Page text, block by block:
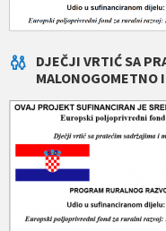
DJEČJI VRTIĆ SA
MALONOGOMETNO